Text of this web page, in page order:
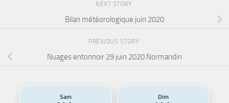
NEXT STORY
Bilan météorologique juin 2020
PREVIOUS STORY
Nuages entonnoir 29 juin 2020 Normandin
Sam
Dim